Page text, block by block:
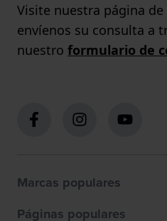
Visite nuestra página
envíenos su consulta a
nuestro formulario de
Marcas populares
Páginas populares